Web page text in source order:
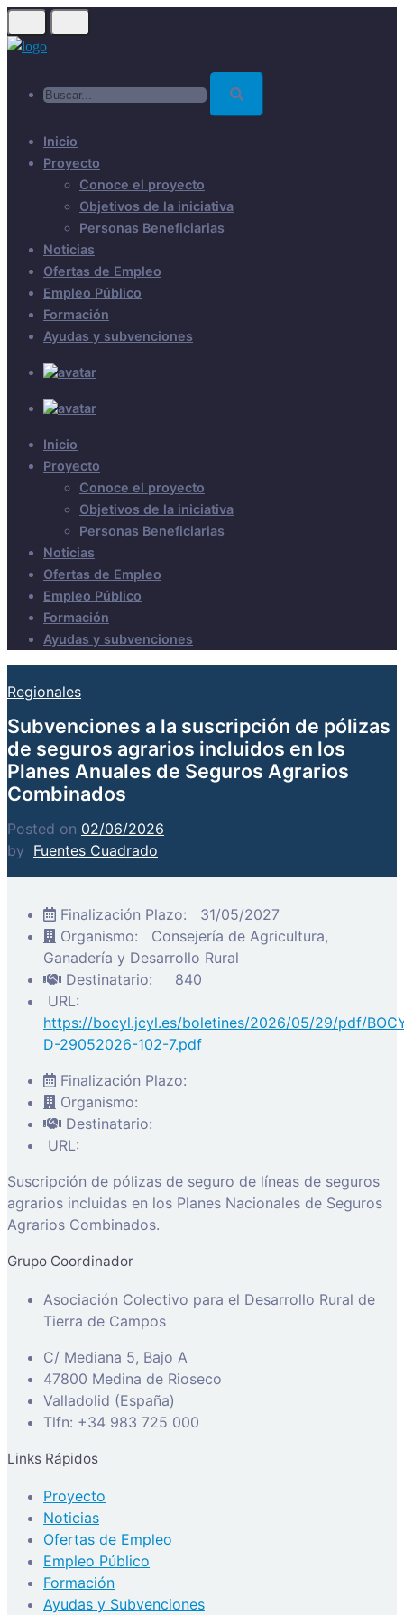
Skip
to
Inicio
Proyecto
Conoce el proyecto
Objetivos de la iniciativa
Personas Beneficiarias
Noticias
Ofertas de Empleo
Empleo Público
Formación
Ayudas y subvenciones
Inicio
Proyecto
Conoce el proyecto
Objetivos de la iniciativa
Personas Beneficiarias
Noticias
Ofertas de Empleo
Empleo Público
Formación
Ayudas y subvenciones
Regionales
Subvenciones a la suscripción de pólizas
de seguros agrarios incluidos en los
Planes Anuales de Seguros Agrarios
Combinados
Posted on 02/06/2026
by Fuentes Cuadrado
Finalización Plazo:
31/05/2027
Organismo:
Consejería de Agricultura,
Ganadería y Desarrollo Rural
Destinatario:
840
URL:
https://bocyl.jcyl.es/boletines/2026/05/29/pdf/
D-29052026-102-7.pdf
Finalización Plazo:
Organismo:
Destinatario:
URL:
Suscripción de pólizas de seguro de líneas de seguros
agrarios incluidas en los Planes Nacionales de Seguros
Agrarios Combinados.
Grupo Coordinador
Asociación Colectivo para el Desarrollo Rural de
Tierra de Campos
C/ Mediana 5, Bajo A
47800 Medina de Rioseco
Valladolid (España)
Tlfn: +34 983 725 000
Links Rápidos
Proyecto
Noticias
Ofertas de Empleo
Empleo Público
Formación
Ayudas y Subvenciones